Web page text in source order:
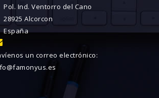
Pol. Ind. Ventorro del Cano
28925 Alcorcon
España
un correo electrónico: